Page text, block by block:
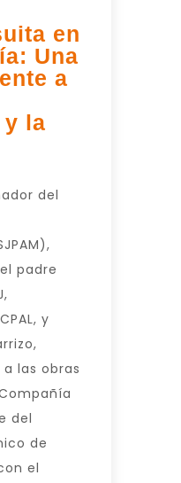
en
Una
a
la
del
padre
y
las obras
del
de
el